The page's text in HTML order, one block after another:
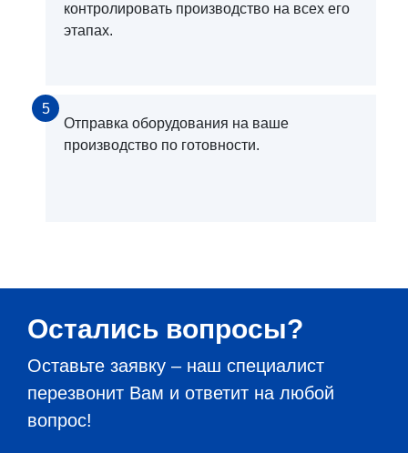
контролировать производство на всех его
этапах.
5
Отправка оборудования на ваше
производство по готовности.
Остались вопросы?
Оставьте заявку – наш специалист
перезвонит Вам и ответит на любой
вопрос!